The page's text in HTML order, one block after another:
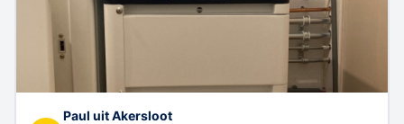
Paul uit Akersloot